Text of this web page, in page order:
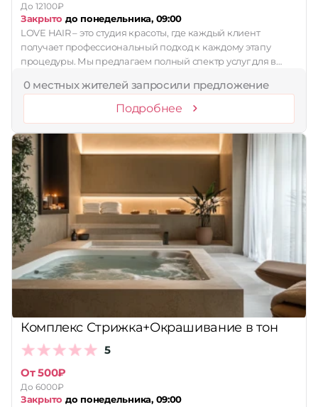
До 12100₽
Закрыто до понедельника, 09:00
LOVE HAIR – это студия красоты, где каждый клиент
получает профессиональный подход к каждому этапу
процедуры. Мы предлагаем полный спектр услуг для в…
0 местных жителей запросили предложение
Подробнее
Комплекс Стрижка+Окрашивание в тон
5
От 500₽
До 6000₽
Закрыто до понедельника, 09:00